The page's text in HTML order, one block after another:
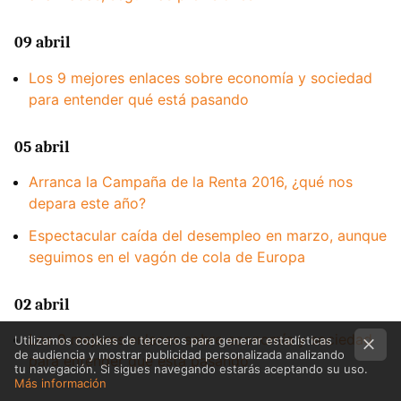
09 abril
Los 9 mejores enlaces sobre economía y sociedad
para entender qué está pasando
05 abril
Arranca la Campaña de la Renta 2016, ¿qué nos
depara este año?
Espectacular caída del desempleo en marzo, aunque
seguimos en el vagón de cola de Europa
02 abril
Los 9 mejores enlaces sobre economía y sociedad
para entender qué está pasando
Utilizamos cookies de terceros para generar estadísticas
de audiencia y mostrar publicidad personalizada analizando
tu navegación. Si sigues navegando estarás aceptando su uso.
Más información